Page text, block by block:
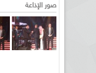
صور الإذاعة